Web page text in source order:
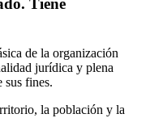
Tiene
de la organización
jurídica y plena
sus fines.
la población y la